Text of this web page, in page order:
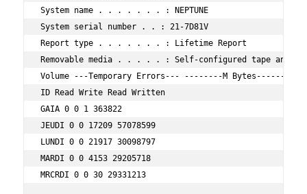
System name . . . . . . . : NEPTUNE
System serial number . . : 21-7D81V
Report type . . . . . . . : Lifetime Report
Removable media . . . . . : Self-configured tape and
Volume ---Temporary Errors--- --------M Bytes--------
ID Read Write Read Written
GAIA 0 0 1 363822
JEUDI 0 0 17209 57078599
LUNDI 0 0 21917 30098797
MARDI 0 0 4153 29205718
MRCRDI 0 0 30 29331213